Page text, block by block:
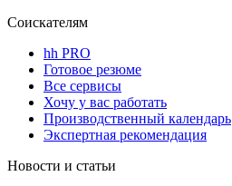
Соискателям
hh PRO
Готовое резюме
Все сервисы
Хочу у вас работать
Производственный календарь
Экспертная рекомендация
Новости и статьи